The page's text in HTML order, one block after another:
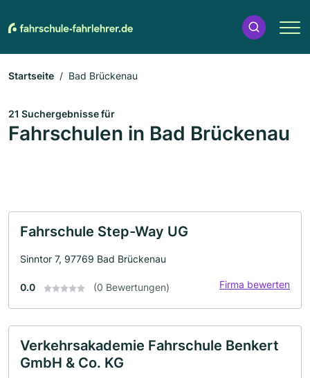
Startseite Bad Brückenau
21 Suchergebnisse für
Fahrschulen in Bad Brückenau
Fahrschule Step-Way UG
Sinntor 7, 97769 Bad Brückenau
0.0 (0 Bewertungen) Firma bewerten
Verkehrsakademie Fahrschule Benkert
GmbH & Co. KG